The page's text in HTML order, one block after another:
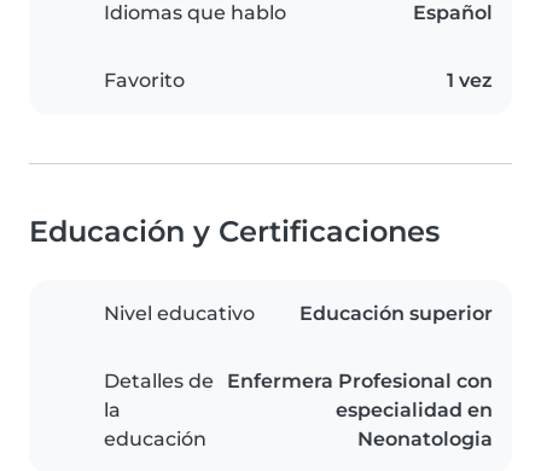
Idiomas que hablo Español
Favorito 1 vez
Educación y Certificaciones
Nivel educativo Educación superior
Detalles de
la
educación
Enfermera Profesional con
especialidad en
Neonatologia